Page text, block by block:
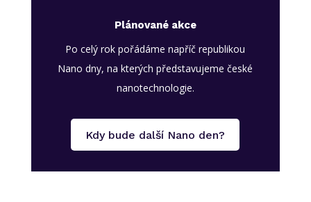
Plánované akce
Po celý rok pořádáme napříč republikou
Nano dny, na kterých představujeme české
nanotechnologie.
Kdy bude další Nano den?